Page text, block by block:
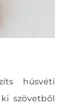
húsvéti
szövetből